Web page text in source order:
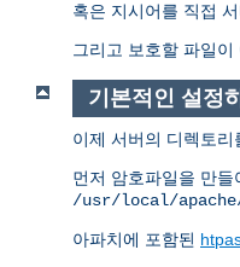
혹은 지시어를 직접
그리고 보호할 파일
기본적인 설정
이제 서버의 디렉토리
먼저 암호파일을 만
/usr/local/
아파치에 포함된